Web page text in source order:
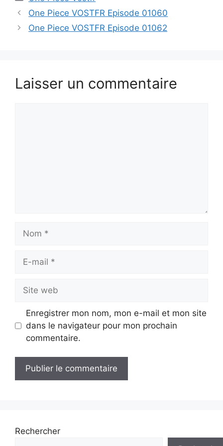
One Piece VOSTFR Episode 01060
One Piece VOSTFR Episode 01062
Laisser un commentaire
mail
web
Enregistrer mon nom, mon e-mail et mon site
dans le navigateur pour mon prochain
commentaire.
Rechercher